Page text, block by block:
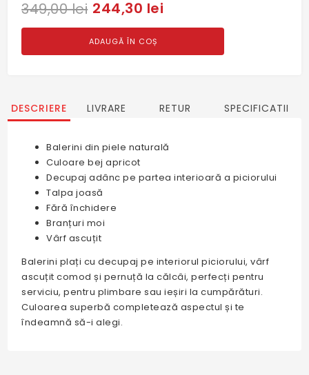
349,00 lei 244,30 lei
ADAUGĂ ÎN COȘ
DESCRIERE LIVRARE RETUR SPECIFICATII
Balerini din piele naturală
Culoare bej apricot
Decupaj adânc pe partea interioară a piciorului
Talpa joasă
Fără închidere
Branțuri moi
Vârf ascuțit
Balerini plați cu decupaj pe interiorul piciorului, vârf
ascuțit comod și pernuță la călcâi, perfecți pentru
serviciu, pentru plimbare sau ieșiri la cumpărături.
Culoarea superbă completează aspectul și te
îndeamnă să-i alegi.